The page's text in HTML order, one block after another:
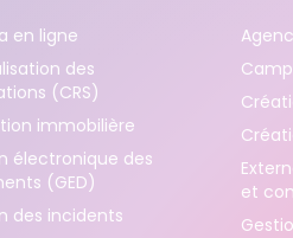
en ligne
des
(CRS)
immobilière
électronique des
(GED)
des incidents
et